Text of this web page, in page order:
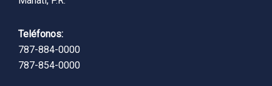
Teléfonos:
787-884-0000
787-854-0000